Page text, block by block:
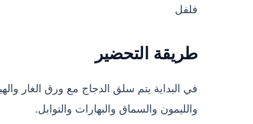
فلفل
طريقة التحضير
في البداية يتم سلق الدجاج مع ورق الغار
والليمون والسماق والبهارات والتوابل.